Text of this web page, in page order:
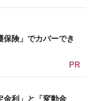
保険」でカバーでき
PR
金利」と「変動金